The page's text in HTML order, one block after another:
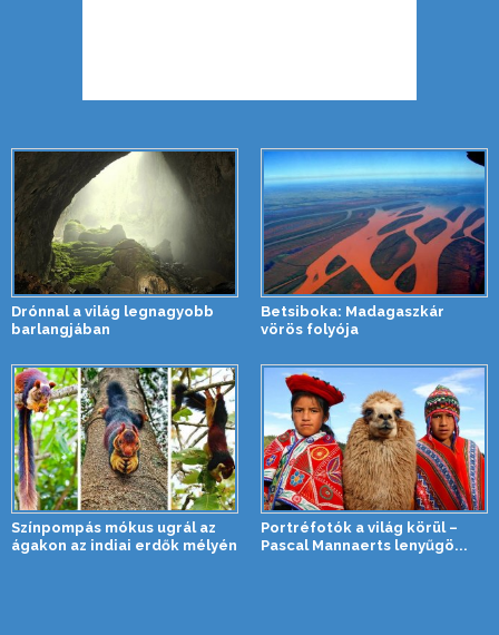
Drónnal a világ legnagyobb
barlangjában
Betsiboka: Madagaszkár
vörös folyója
Színpompás mókus ugrál az
ágakon az indiai erdők mélyén
Portréfotók a világ körül –
Pascal Mannaerts lenyűgö...